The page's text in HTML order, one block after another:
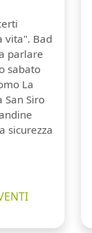
vita". Bad
parlare
sabato
La
San Siro
sicurezza